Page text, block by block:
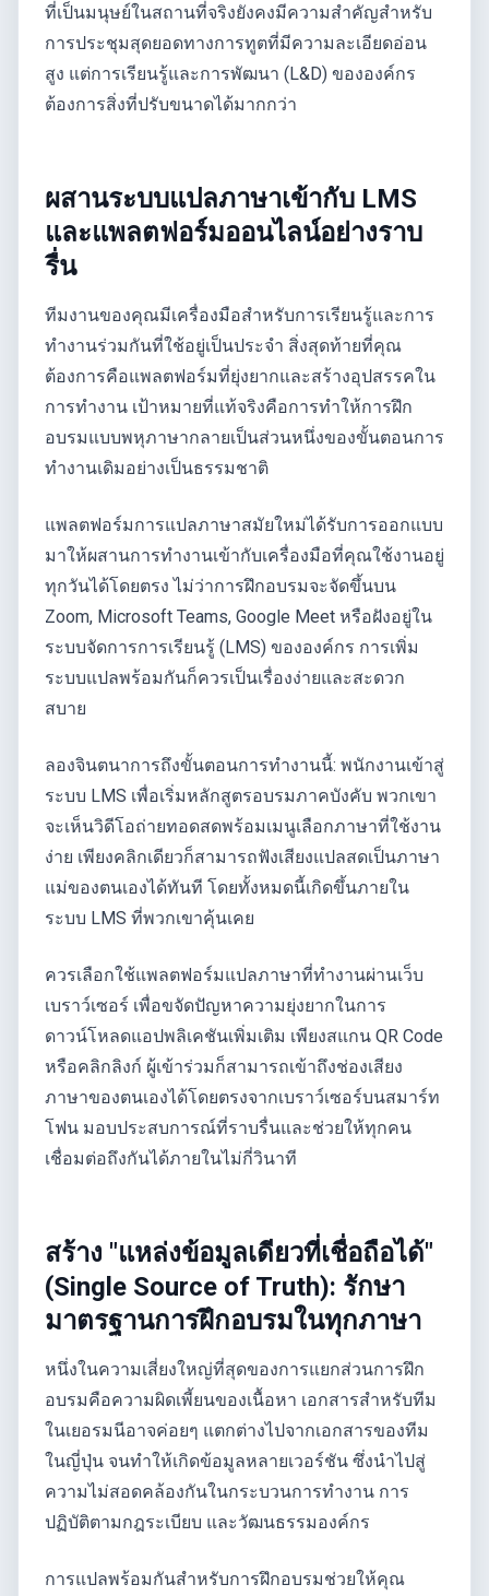
ที่เป็นมนุษย์ในสถานที่จริงยังคงมีความสำคัญสำหรับ
การประชุมสุดยอดทางการทูตที่มีความละเอียดอ่อน
สูง แต่การเรียนรู้และการพัฒนา (L&D) ขององค์กร
ต้องการสิ่งที่ปรับขนาดได้มากกว่า
ผสานระบบแปลภาษาเข้ากับ LMS
และแพลตฟอร์มออนไลน์อย่างราบ
รื่น
ทีมงานของคุณมีเครื่องมือสำหรับการเรียนรู้และการ
ทำงานร่วมกันที่ใช้อยู่เป็นประจำ สิ่งสุดท้ายที่คุณ
ต้องการคือแพลตฟอร์มที่ยุ่งยากและสร้างอุปสรรคใน
การทำงาน เป้าหมายที่แท้จริงคือการทำให้การฝึก
อบรมแบบพหุภาษากลายเป็นส่วนหนึ่งของขั้นตอนการ
ทำงานเดิมอย่างเป็นธรรมชาติ
แพลตฟอร์มการแปลภาษาสมัยใหม่ได้รับการออกแบบ
มาให้ผสานการทำงานเข้ากับเครื่องมือที่คุณใช้งานอยู่
ทุกวันได้โดยตรง ไม่ว่าการฝึกอบรมจะจัดขึ้นบน
Zoom, Microsoft Teams, Google Meet หรือฝังอยู่ใน
ระบบจัดการการเรียนรู้ (LMS) ขององค์กร การเพิ่ม
ระบบแปลพร้อมกันก็ควรเป็นเรื่องง่ายและสะดวก
สบาย
ลองจินตนาการถึงขั้นตอนการทำงานนี้: พนักงานเข้าสู่
ระบบ LMS เพื่อเริ่มหลักสูตรอบรมภาคบังคับ พวกเขา
จะเห็นวิดีโอถ่ายทอดสดพร้อมเมนูเลือกภาษาที่ใช้งาน
ง่าย เพียงคลิกเดียวก็สามารถฟังเสียงแปลสดเป็นภาษา
แม่ของตนเองได้ทันที โดยทั้งหมดนี้เกิดขึ้นภายใน
ระบบ LMS ที่พวกเขาคุ้นเคย
ควรเลือกใช้แพลตฟอร์มแปลภาษาที่ทำงานผ่านเว็บ
เบราว์เซอร์ เพื่อขจัดปัญหาความยุ่งยากในการ
ดาวน์โหลดแอปพลิเคชันเพิ่มเติม เพียงสแกน QR Code
หรือคลิกลิงก์ ผู้เข้าร่วมก็สามารถเข้าถึงช่องเสียง
ภาษาของตนเองได้โดยตรงจากเบราว์เซอร์บนสมาร์ท
โฟน มอบประสบการณ์ที่ราบรื่นและช่วยให้ทุกคน
เชื่อมต่อถึงกันได้ภายในไม่กี่วินาที
สร้าง "แหล่งข้อมูลเดียวที่เชื่อถือได้"
(Single Source of Truth): รักษา
มาตรฐานการฝึกอบรมในทุกภาษา
หนึ่งในความเสี่ยงใหญ่ที่สุดของการแยกส่วนการฝึก
อบรมคือความผิดเพี้ยนของเนื้อหา เอกสารสำหรับทีม
ในเยอรมนีอาจค่อยๆ แตกต่างไปจากเอกสารของทีม
ในญี่ปุ่น จนทำให้เกิดข้อมูลหลายเวอร์ชัน ซึ่งนำไปสู่
ความไม่สอดคล้องกันในกระบวนการทำงาน การ
ปฏิบัติตามกฎระเบียบ และวัฒนธรรมองค์กร
การแปลพร้อมกันสำหรับการฝึกอบรมช่วยให้คุณ